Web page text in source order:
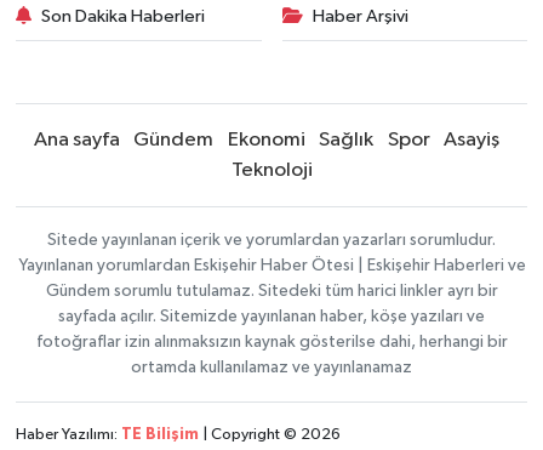
Son Dakika Haberleri Haber Arşivi
Ana sayfa Gündem Ekonomi Sağlık Spor
Asayiş
Teknoloji
Sitede yayınlanan içerik ve yorumlardan yazarları sorumludur.
Yayınlanan yorumlardan Eskişehir Haber Ötesi | Eskişehir Haberleri ve
Gündem sorumlu tutulamaz. Sitedeki tüm harici linkler ayrı bir
sayfada açılır. Sitemizde yayınlanan haber, köşe yazıları ve
fotoğraflar izin alınmaksızın kaynak gösterilse dahi, herhangi bir
ortamda kullanılamaz ve yayınlanamaz
Haber Yazılımı: TE Bilişim | Copyright © 2026